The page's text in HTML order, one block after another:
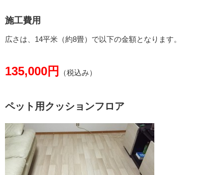
施工費用
広さは、14平米（約8畳）で以下の金額となります。
135,000円 （税込み）
ペット用クッションフロア